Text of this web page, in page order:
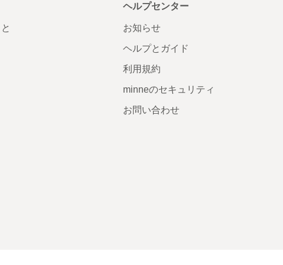
ヘルプセンター
お知らせ
ヘルプとガイド
利用規約
minneのセキュリティ
お問い合わせ